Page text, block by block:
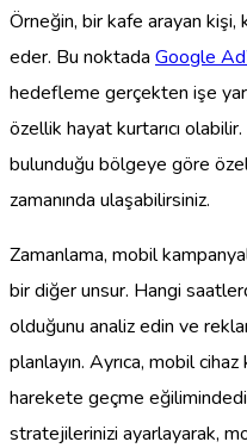
Örneğin, bir kafe arayan kişi,
eder. Bu noktada Google
hedefleme gerçekten işe
özellik hayat kurtarıcı olabilir.
bulunduğu bölgeye göre
zamanında ulaşabilirsiniz.
Zamanlama, mobil
bir diğer unsur. Hangi
olduğunu analiz edin ve
planlayın. Ayrıca, mobil
harekete geçme
stratejilerinizi ayarlayarak,